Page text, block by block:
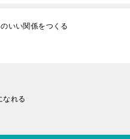
いい関係をつくる
なれる